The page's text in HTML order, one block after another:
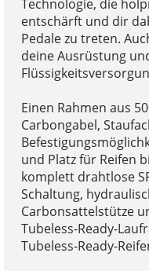
Technologie, die
entschärft und dir
Pedale zu treten.
deine Ausrüstung
Einen Rahmen aus
Carbongabel,
und Platz für Reifen
komplett drahtlose
Schaltung,
Carbonsattelstütze
Tubeless-Ready-
Tubeless-Ready-